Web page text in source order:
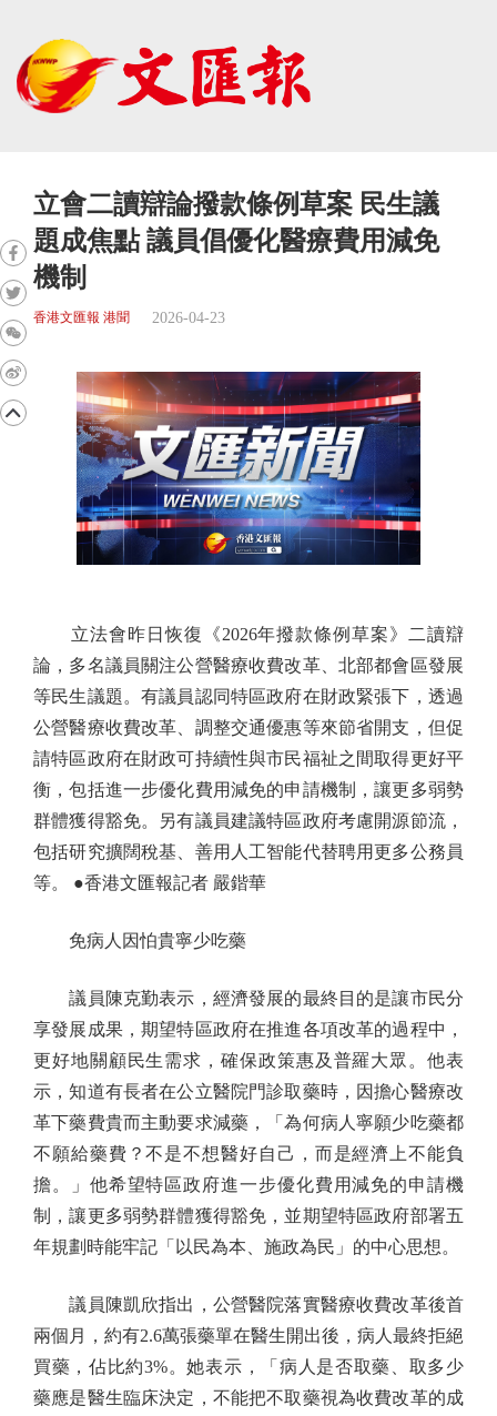
立會二讀辯論撥款條例草案 民生議
題成焦點 議員倡優化醫療費用減免
機制
香港文匯報 港聞 2026-04-23
立法會昨日恢復《2026年撥款條例草案》二讀辯
論，多名議員關注公營醫療收費改革、北部都會區發展
等民生議題。有議員認同特區政府在財政緊張下，透過
公營醫療收費改革、調整交通優惠等來節省開支，但促
請特區政府在財政可持續性與市民福祉之間取得更好平
衡，包括進一步優化費用減免的申請機制，讓更多弱勢
群體獲得豁免。另有議員建議特區政府考慮開源節流，
包括研究擴闊稅基、善用人工智能代替聘用更多公務員
等。 ●香港文匯報記者 嚴鍇華
免病人因怕貴寧少吃藥
議員陳克勤表示，經濟發展的最終目的是讓市民分
享發展成果，期望特區政府在推進各項改革的過程中，
更好地關顧民生需求，確保政策惠及普羅大眾。他表
示，知道有長者在公立醫院門診取藥時，因擔心醫療改
革下藥費貴而主動要求減藥，「為何病人寧願少吃藥都
不願給藥費？不是不想醫好自己，而是經濟上不能負
擔。」他希望特區政府進一步優化費用減免的申請機
制，讓更多弱勢群體獲得豁免，並期望特區政府部署五
年規劃時能牢記「以民為本、施政為民」的中心思想。
議員陳凱欣指出，公營醫院落實醫療收費改革後首
兩個月，約有2.6萬張藥單在醫生開出後，病人最終拒絕
買藥，佔比約3%。她表示，「病人是否取藥、取多少
藥應是醫生臨床決定，不能把不取藥視為收費改革的成